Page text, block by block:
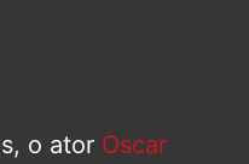
o ator Oscar